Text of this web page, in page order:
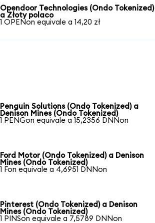
Opendoor Technologies (Ondo Tokenized)
a Złoty polaco
1 OPENon equivale a 14,20 zł
Penguin Solutions (Ondo Tokenized) a
Denison Mines (Ondo Tokenized)
1 PENGon equivale a 15,2356 DNNon
Ford Motor (Ondo Tokenized) a Denison
Mines (Ondo Tokenized)
1 Fon equivale a 4,6951 DNNon
Pinterest (Ondo Tokenized) a Denison
Mines (Ondo Tokenized)
1 PINSon equivale a 7,5789 DNNon